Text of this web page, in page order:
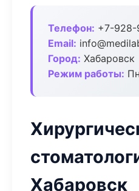
Телефон: +7-
Email:
Город: Хабаровск
Режим работы:
Хабаровск